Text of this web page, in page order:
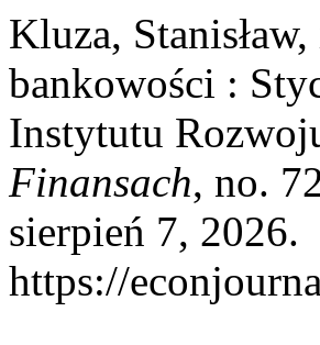
Kluza,
bankowości :
Instytutu
Finansach, no.
sierpień 7, 2026.
https://